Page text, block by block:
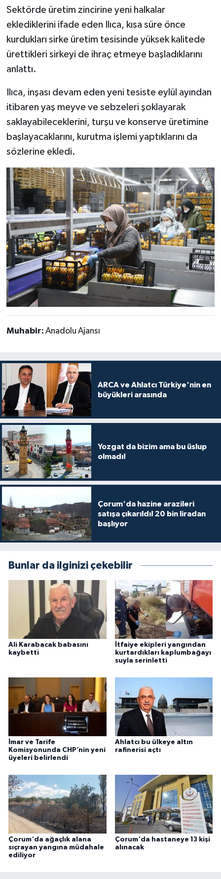
Sektörde üretim zincirine yeni halkalar
eklediklerini ifade eden Ilıca, kısa süre önce
kurdukları sirke üretim tesisinde yüksek kalitede
ürettikleri sirkeyi de ihraç etmeye başladıklarını
anlattı.
Ilıca, inşası devam eden yeni tesiste eylül ayından
itibaren yaş meyve ve sebzeleri şoklayarak
saklayabileceklerini, turşu ve konserve üretimine
başlayacaklarını, kurutma işlemi yaptıklarını da
sözlerine ekledi.
Muhabir: Anadolu Ajansı
ARCA ve Ahlatcı Türkiye'nin en
büyükleri arasında
Yozgat da bizim ama bu üslup
olmadı!
Çorum'da hazine arazileri
satışa çıkarıldı! 20 bin liradan
başlıyor
Bunlar da ilginizi çekebilir
Ali Karabacak babasını
kaybetti
İtfaiye ekipleri yangından
kurtardıkları kaplumbağayı
suyla serinletti
İmar ve Tarife
Komisyonunda CHP’nin yeni
üyeleri belirlendi
Ahlatcı bu ülkeye altın
rafinerisi açtı
Çorum'da ağaçlık alana
sıçrayan yangına müdahale
ediliyor
Çorum'da hastaneye 13 kişi
alınacak